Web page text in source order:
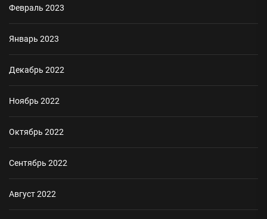
Февраль 2023
Январь 2023
Декабрь 2022
Ноябрь 2022
Октябрь 2022
Сентябрь 2022
Август 2022